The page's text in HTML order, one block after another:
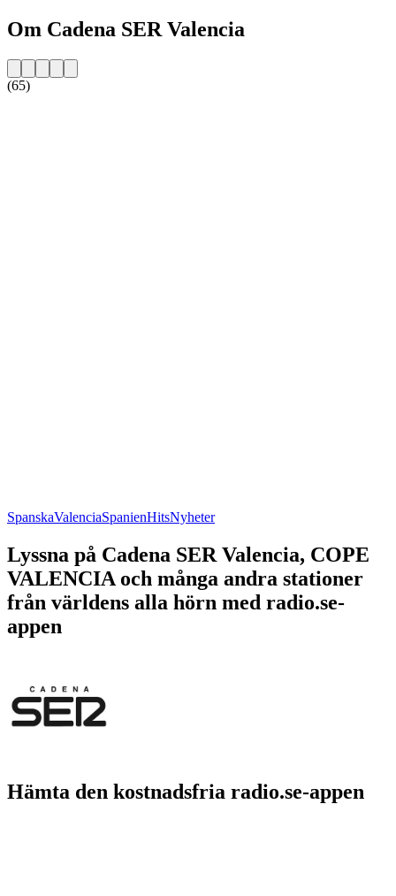
Om Cadena SER Valencia
(65)
SpanskaValenciaSpanienHitsNyheter
Lyssna på Cadena SER Valencia, COPE
VALENCIA och många andra stationer
från världens alla hörn med radio.se-
appen
Hämta den kostnadsfria radio.se-appen